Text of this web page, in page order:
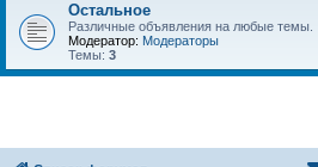
Остальное
Различные объявления на любые темы.
Модератор: Модераторы
Темы: 3